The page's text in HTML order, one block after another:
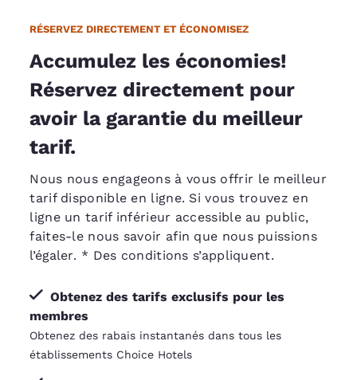
RÉSERVEZ DIRECTEMENT ET ÉCONOMISEZ
Accumulez les économies!
Réservez directement pour
avoir la garantie du meilleur
tarif.
Nous nous engageons à vous offrir le meilleur
tarif disponible en ligne. Si vous trouvez en
ligne un tarif inférieur accessible au public,
faites-le nous savoir afin que nous puissions
l’égaler. * Des conditions s’appliquent.
Obtenez des tarifs exclusifs pour les
membres
Obtenez des rabais instantanés dans tous les
établissements Choice Hotels